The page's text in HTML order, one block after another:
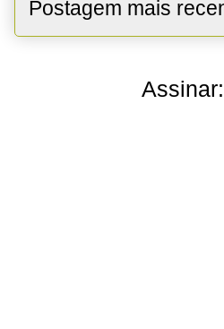
Postagem mais
Assinar: